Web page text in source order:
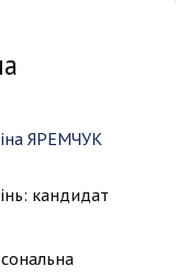
ЯРЕМЧУК
кандидат